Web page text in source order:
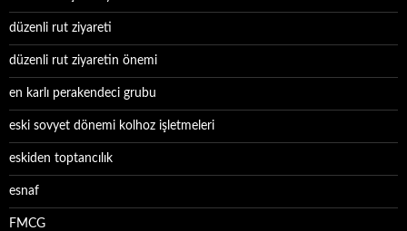
düzenli rut ziyareti
düzenli rut ziyaretin önemi
en karlı perakendeci grubu
eski sovyet dönemi kolhoz işletmeleri
eskiden toptancılık
esnaf
FMCG